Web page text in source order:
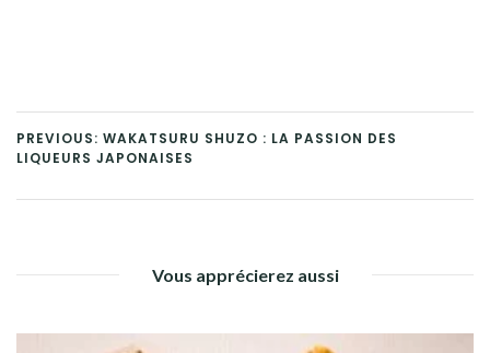
PREVIOUS: WAKATSURU SHUZO : LA PASSION DES
LIQUEURS JAPONAISES
Vous apprécierez aussi